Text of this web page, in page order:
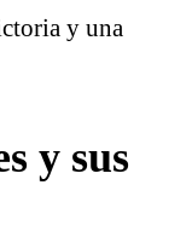
y una
y sus